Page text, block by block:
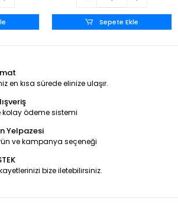
Sepete Ekle
en kısa sürede elinize ulaşır.
kolay ödeme sistemi
Yelpazesi
ve kampanya seçeneği
bize iletebilirsiniz.